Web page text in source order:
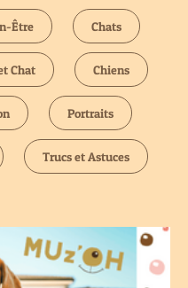
Être Chats
Chat Chiens
Portraits
Trucs et Astuces